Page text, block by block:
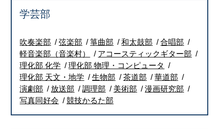
学芸部
吹奏楽部 弦楽部 箏曲部 和太鼓部
合唱部
軽音楽部（音楽村）
アコースティックギター部
理化部 化学
理化部 物理・コンピュータ
理化部 天文・地学
生物部 茶道部
華道部
演劇部
放送部 調理部 美術部
漫画研究部
写真同好会
競技かるた部